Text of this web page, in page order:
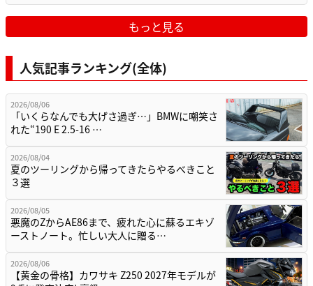
もっと見る
人気記事ランキング(全体)
2026/08/06
「いくらなんでも大げさ過ぎ…」BMWに嘲笑さ
れた“190 E 2.5-16 …
2026/08/04
夏のツーリングから帰ってきたらやるべきこと
３選
2026/08/05
悪魔のZからAE86まで、疲れた心に蘇るエキゾ
ーストノート。忙しい大人に贈る…
2026/08/06
【黄金の骨格】カワサキ Z250 2027年モデルが